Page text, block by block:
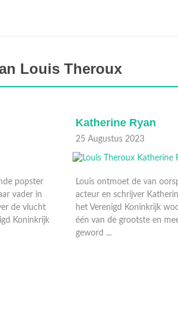
Louis Theroux
komiek,
jaar in
jaren is ze
artiesten
Bear Grylls
18 Augustus 2023
Louis wordt op avontuur
televisiepresentator en
zijn privé-eiland. Louis
schuilgaat achter de
zijn ervarin ...